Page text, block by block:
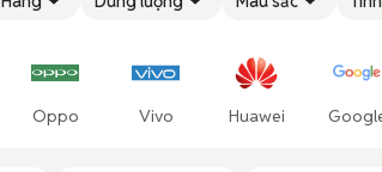
Oppo Vivo Huawei